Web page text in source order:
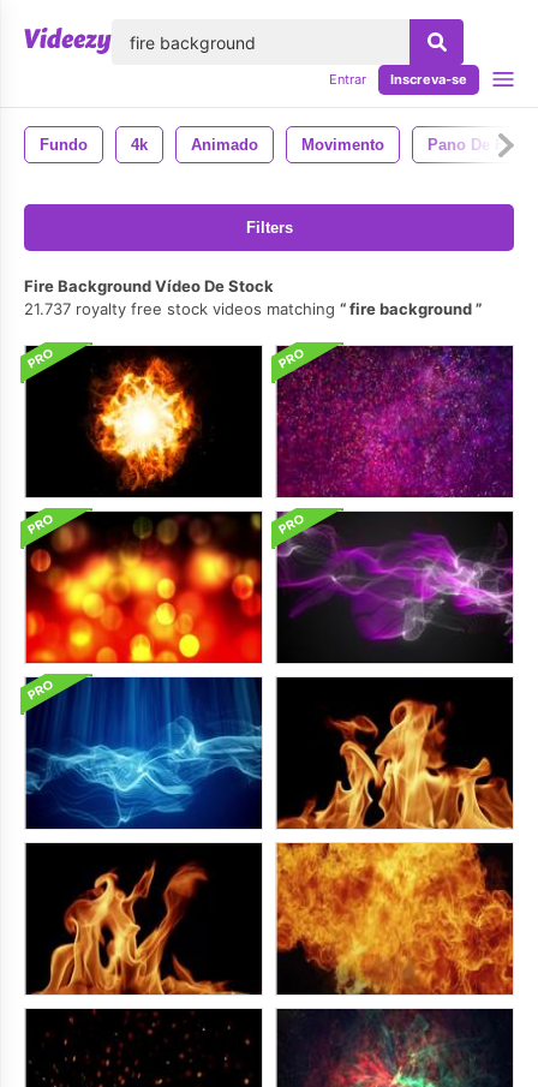
Entrar Inscreva-se
Fundo 4k Animado Movimento Pano De
Filters
Fire Background Vídeo De Stock
21.737 royalty free stock videos matching
fire background